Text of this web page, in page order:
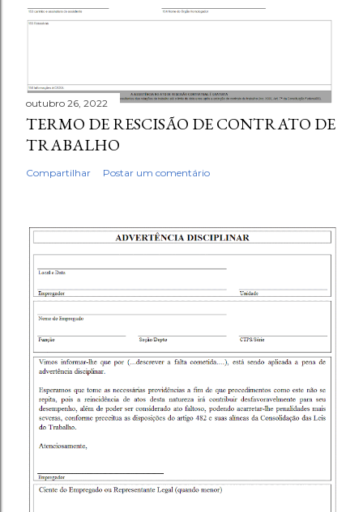
outubro 26, 2022
TERMO DE RESCISÃO DE CONTRATO DE
TRABALHO
Compartilhar Postar um comentário